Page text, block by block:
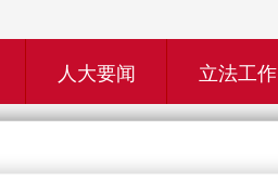
人大要闻 立法工作